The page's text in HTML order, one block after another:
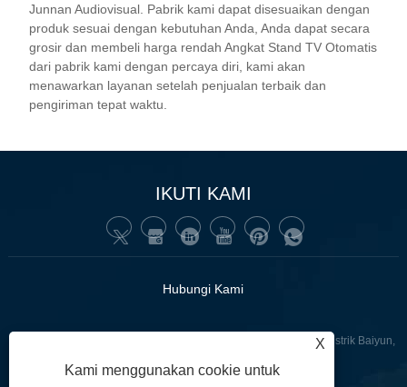
Junnan Audiovisual. Pabrik kami dapat disesuaikan dengan
produk sesuai dengan kebutuhan Anda, Anda dapat secara
grosir dan membeli harga rendah Angkat Stand TV Otomatis
dari pabrik kami dengan percaya diri, kami akan
menawarkan layanan setelah penjualan terbaik dan
pengiriman tepat waktu.
IKUTI KAMI
Hubungi Kami
:No. 43 Fenghe West Road, Fenghe Village, Renhe Town, Distrik Baiyun,
Guangzhou, Cina.
X
Kami menggunakan cookie untuk